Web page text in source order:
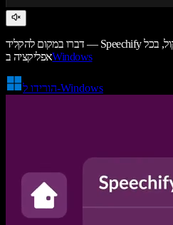
דברו במקום להקליד — Speechify מכתיב עבורכם ומקריא כל תוכן בקול, בכל
אפליקציה בWindows
הורידו ל-Windows